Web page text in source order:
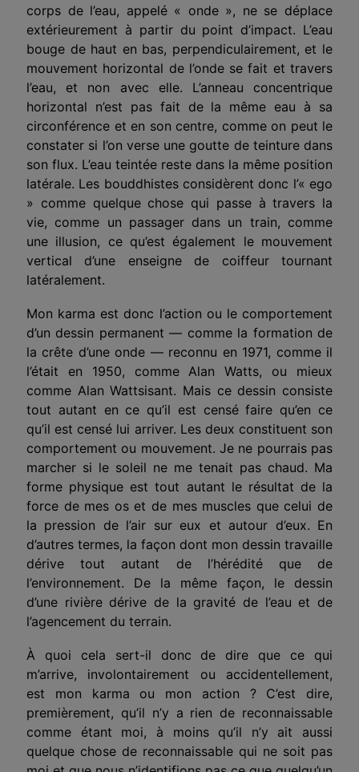
corps de l’eau, appelé « onde », ne se déplace
extérieurement à partir du point d’impact. L’eau
bouge de haut en bas, perpendiculairement, et le
mouvement horizontal de l’onde se fait et travers
l’eau, et non avec elle. L’anneau concentrique
horizontal n’est pas fait de la même eau à sa
circonférence et en son centre, comme on peut le
constater si l’on verse une goutte de teinture dans
son flux. L’eau teintée reste dans la même position
latérale. Les bouddhistes considèrent donc l’« ego
» comme quelque chose qui passe à travers la
vie, comme un passager dans un train, comme
une illusion, ce qu’est également le mouvement
vertical d’une enseigne de coiffeur tournant
latéralement.
Mon karma est donc l’action ou le comportement
d’un dessin permanent — comme la formation de
la crête d’une onde — reconnu en 1971, comme il
l’était en 1950, comme Alan Watts, ou mieux
comme Alan Wattsisant. Mais ce dessin consiste
tout autant en ce qu’il est censé faire qu’en ce
qu’il est censé lui arriver. Les deux constituent son
comportement ou mouvement. Je ne pourrais pas
marcher si le soleil ne me tenait pas chaud. Ma
forme physique est tout autant le résultat de la
force de mes os et de mes muscles que celui de
la pression de l’air sur eux et autour d’eux. En
d’autres termes, la façon dont mon dessin travaille
dérive tout autant de l’hérédité que de
l’environnement. De la même façon, le dessin
d’une rivière dérive de la gravité de l’eau et de
l’agencement du terrain.
À quoi cela sert-il donc de dire que ce qui
m’arrive, involontairement ou accidentellement,
est mon karma ou mon action ? C’est dire,
premièrement, qu’il n’y a rien de reconnaissable
comme étant moi, à moins qu’il n’y ait aussi
quelque chose de reconnaissable qui ne soit pas